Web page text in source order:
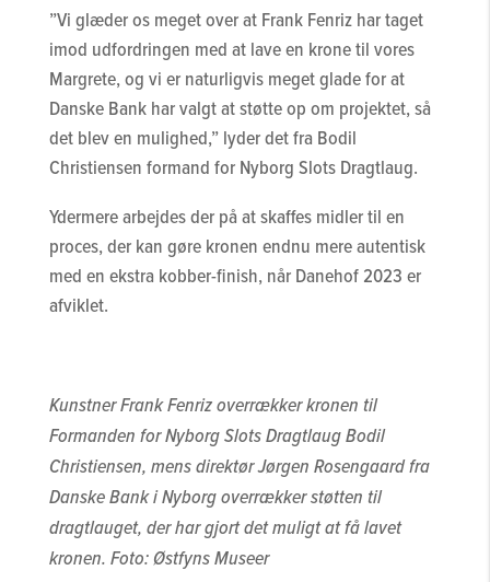
”Vi glæder os meget over at Frank Fenriz har taget
imod udfordringen med at lave en krone til vores
Margrete, og vi er naturligvis meget glade for at
Danske Bank har valgt at støtte op om projektet, så
det blev en mulighed,” lyder det fra Bodil
Christiensen formand for Nyborg Slots Dragtlaug.
Ydermere arbejdes der på at skaffes midler til en
proces, der kan gøre kronen endnu mere autentisk
med en ekstra kobber-finish, når Danehof 2023 er
afviklet.
Kunstner Frank Fenriz overrækker kronen til
Formanden for Nyborg Slots Dragtlaug Bodil
Christiensen, mens direktør Jørgen Rosengaard fra
Danske Bank i Nyborg overrækker støtten til
dragtlauget, der har gjort det muligt at få lavet
kronen. Foto: Østfyns Museer